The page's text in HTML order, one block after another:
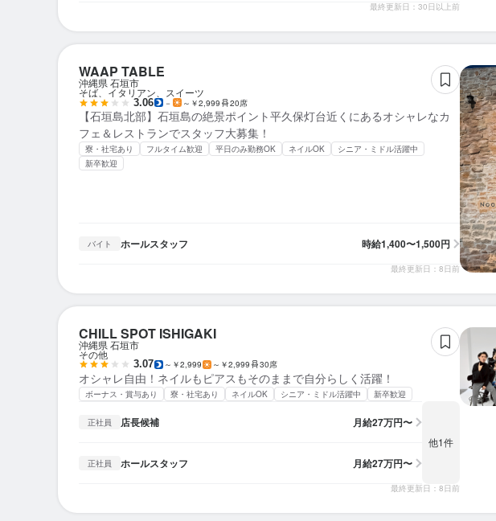
最終更新日：30日以上前
WAAP TABLE
沖縄県 石垣市
そば、イタリアン、スイーツ
3.06 － ～￥2,999 20席
【石垣島北部】石垣島の絶景ポイント平久保灯台近くにあるオシャレなカ
フェ＆レストランでスタッフ大募集！
寮・社宅あり フルタイム歓迎 平日のみ勤務OK ネイルOK
シニア・ミドル活躍中
新卒歓迎
バイト ホールスタッフ 時給1,400〜1,500円
最終更新日：8日前
CHILL SPOT ISHIGAKI
沖縄県 石垣市
その他
3.07 ～￥2,999 ～￥2,999 30席
オシャレ自由！ネイルもピアスもそのままで自分らしく活躍！
ボーナス・賞与あり 寮・社宅あり ネイルOK シニア・ミドル活躍中 新卒歓迎
正社員 店長候補 月給27万円〜
正社員 ホールスタッフ 月給27万円〜
他1件
最終更新日：8日前